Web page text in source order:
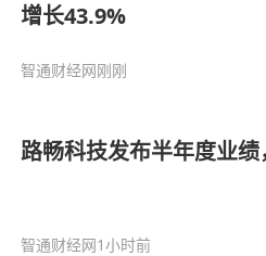
增长43.9%
智通财经网刚刚
路畅科技发布半年度业
智通财经网1小时前